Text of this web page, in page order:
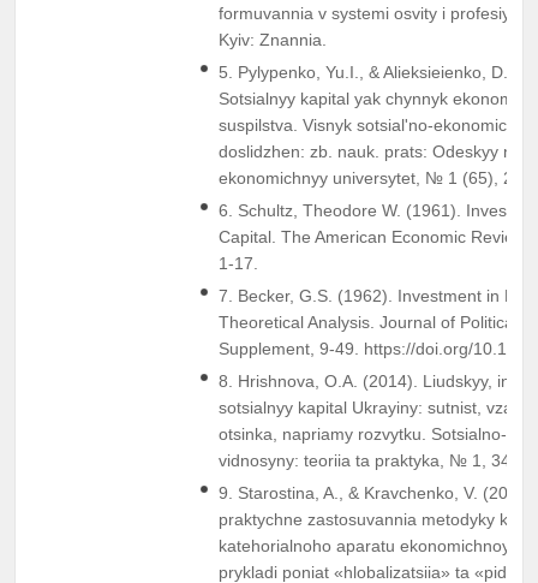
formuvannia v systemi osvity i
Kyiv: Znannia.
5. Pylypenko, Yu.I., & Alieksieienko, D.D.
Sotsialnyy kapital yak chynnyk
suspilstva. Visnyk sotsialʹno-
doslidzhen: zb. nauk. prats: Odeskyy
ekonomichnyy universytet, № 1 (65),
6. Schultz, Theodore W. (1961).
Capital. The American Economic
1-17.
7. Becker, G.S. (1962). Investment in
Theoretical Analysis. Journal of Political
Supplement, 9-49. https://doi.org/
8. Hrishnova, O.A. (2014). Liudskyy,
sotsialnyy kapital Ukrayiny: sutnist,
otsinka, napriamy rozvytku. Sotsialno-
vidnosyny: teoriia ta praktyka, № 1, 34-
9. Starostina, A., & Kravchenko, V.
praktychne zastosuvannia metodyky
katehorialnoho aparatu ekonomichnoyi
prykladi poniat «hlobalizatsiia» ta